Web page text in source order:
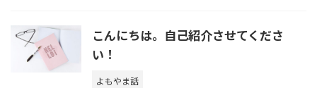
こんにちは。自己紹介させてくださ
い！
よもやま話